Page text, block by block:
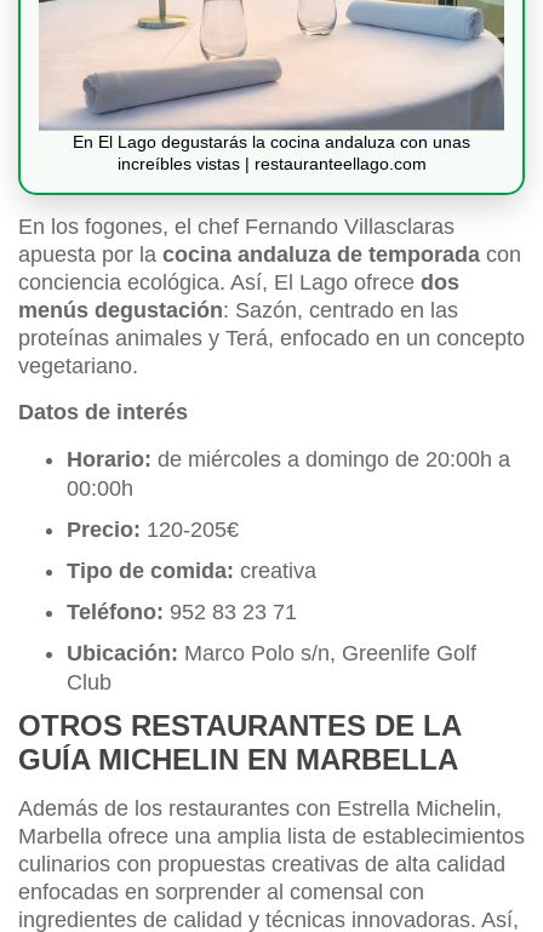
En El Lago degustarás la cocina andaluza con unas
increíbles vistas | restauranteellago.com
En los fogones, el chef Fernando Villasclaras
apuesta por la cocina andaluza de temporada con
conciencia ecológica. Así, El Lago ofrece dos
menús degustación: Sazón, centrado en las
proteínas animales y Terá, enfocado en un concepto
vegetariano.
Datos de interés
Horario: de miércoles a domingo de 20:00h a
00:00h
Precio: 120-205€
Tipo de comida: creativa
Teléfono: 952 83 23 71
Ubicación: Marco Polo s/n, Greenlife Golf
Club
OTROS RESTAURANTES DE LA
GUÍA MICHELIN EN MARBELLA
Además de los restaurantes con Estrella Michelin,
Marbella ofrece una amplia lista de establecimientos
culinarios con propuestas creativas de alta calidad
enfocadas en sorprender al comensal con
ingredientes de calidad y técnicas innovadoras. Así,